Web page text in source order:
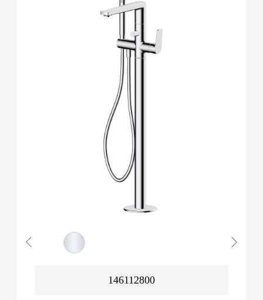
146112800